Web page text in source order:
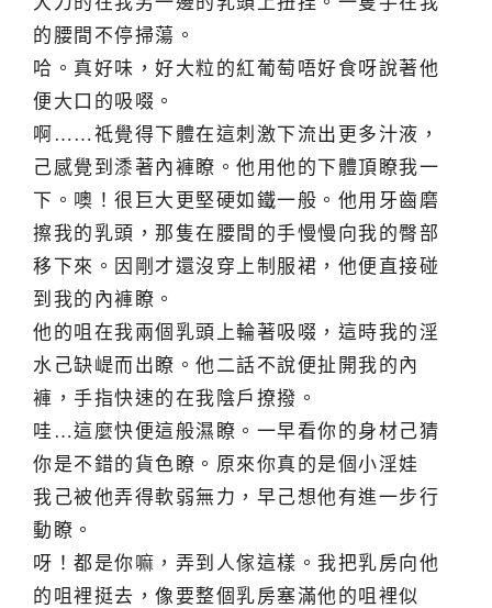
的腰間不停掃蕩。
哈。真好味，好大粒的紅葡萄唔好食呀說著他
便大口的吸啜。
啊……祗覺得下體在這刺激下流出更多汁液，
己感覺到潻著內褲瞭。他用他的下體頂瞭我一
下。噢！很巨大更堅硬如鐵一般。他用牙齒磨
擦我的乳頭，那隻在腰間的手慢慢向我的臀部
移下來。因剛才還沒穿上制服裙，他便直接碰
到我的內褲瞭。
他的咀在我兩個乳頭上輪著吸啜，這時我的淫
水己缺崼而出瞭。他二話不說便扯開我的內
褲，手指快速的在我陰戶撩撥。
哇…這麼快便這般濕瞭。一早看你的身材己猜
你是不錯的貨色瞭。原來你真的是個小淫娃
我己被他弄得軟弱無力，早己想他有進一步行
動瞭。
呀！都是你嘛，弄到人傢這樣。我把乳房向他
的咀裡挺去，像要整個乳房塞滿他的咀裡似